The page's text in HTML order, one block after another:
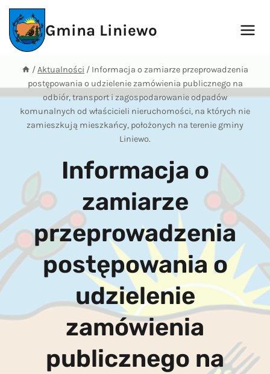
Przejdź
treści
Gmina Liniewo
/Aktualności / Informacja o zamiarze przeprowadzenia
postępowania o udzielenie zamówienia publicznego na
odbiór, transport i zagospodarowanie odpadów
komunalnych od właścicieli nieruchomości, na których nie
zamieszkują mieszkańcy, położonych na terenie gminy
Liniewo.
Informacja o
zamiarze
przeprowadzenia
postępowania o
udzielenie
zamówienia
publicznego na